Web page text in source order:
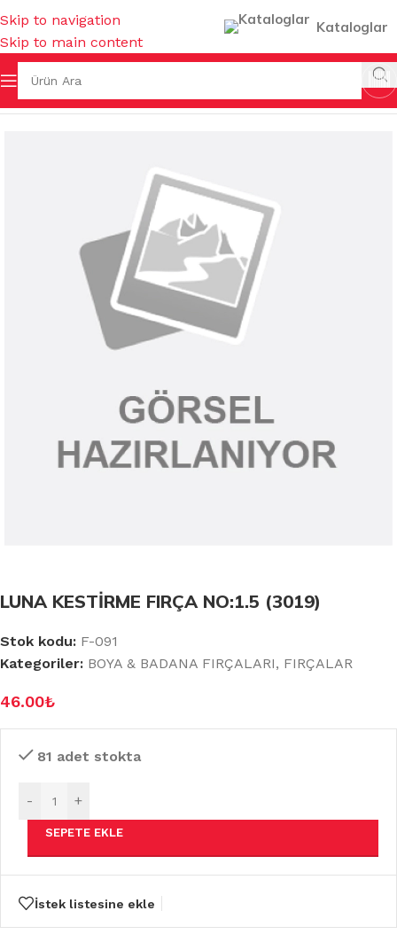
Skip to navigation
Skip to main content
Kataloglar
Ana Sayfa
LUNA KESTİRME FIRÇA NO:1.5 (3019)
Stok kodu: F-091
Kategoriler: BOYA & BADANA FIRÇALARI, FIRÇALAR
46.00₺
81 adet stokta
- +
SEPETE EKLE
İstek listesine ekle